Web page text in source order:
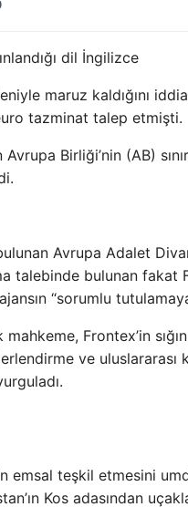
dil İngilizce
maruz kaldığını
tazminat talep etmişti.
Birliği’nin (AB)
Avrupa Adalet
talebinde bulunan
“sorumlu
Frontex’in
ve
emsal teşkil etmesini
Kos adasından